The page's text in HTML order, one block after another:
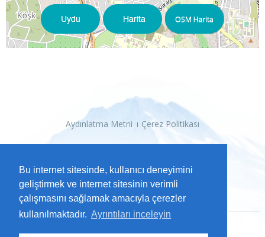
Bu internet sitesinde, kullanıcı deneyimini
geliştirmek ve internet sitesinin verimli
çalışmasını sağlamak amacıyla çerezler
kullanılmaktadır. Ayrıntıları inceleyin
Aydınlatma Metni Çerez Politikası